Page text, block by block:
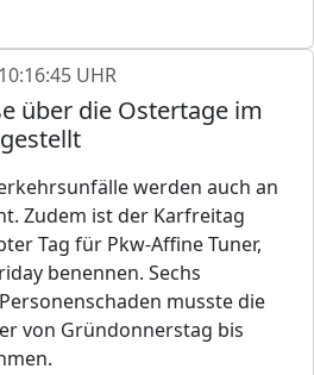
UHR
über die Ostertage im
werden auch an
Zudem ist der Karfreitag
Tag für Pkw-Affine Tuner,
benennen. Sechs
musste die
von Gründonnerstag bis